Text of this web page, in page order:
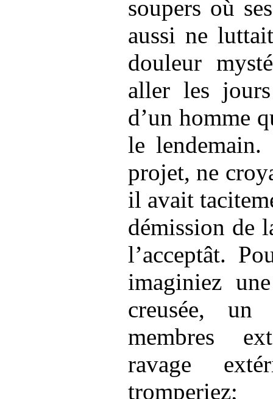
soupers où
aussi ne
douleur
aller les
d’un homme
le
projet, ne
il avait
démission de
l’acceptât.
imaginiez
creusée,
membres
ravage